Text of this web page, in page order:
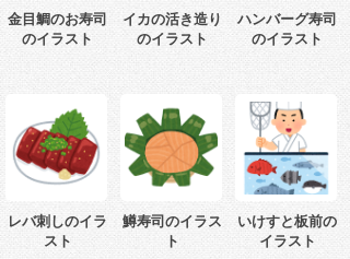
金目鯛のお寿司
のイラスト
イカの活き造り
のイラスト
ハンバーグ寿司
のイラスト
レバ刺しのイラ
スト
鱒寿司のイラス
ト
いけすと板前の
イラスト